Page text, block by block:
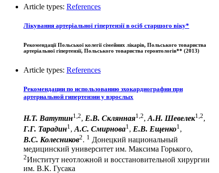
Article types: References
Лікування артеріальної гіпертензії в осіб старшого віку*
Рекомендації Польської колегії сімейних лікарів, Польського товариства
артеріальної гіпертензії, Польського товариства геронтологів** (2013)
Article types: References
Рекомендации по использованию эхокардиографии при
артериальной гипертензии у взрослых
Н.Т. Ватутин1,2, Е.В. Склянная1,2, А.Н. Шевелек1,2,
Г.Г. Тарадин1 , А.С. Смирнова1 , Е.В. Ещенко1 ,
В.С. Колесников2. 1 Донецкий национальный
медицинский университет им. Максима Горького,
2Институт неотложной и восстановительной хирургии
им. В.К. Гусака